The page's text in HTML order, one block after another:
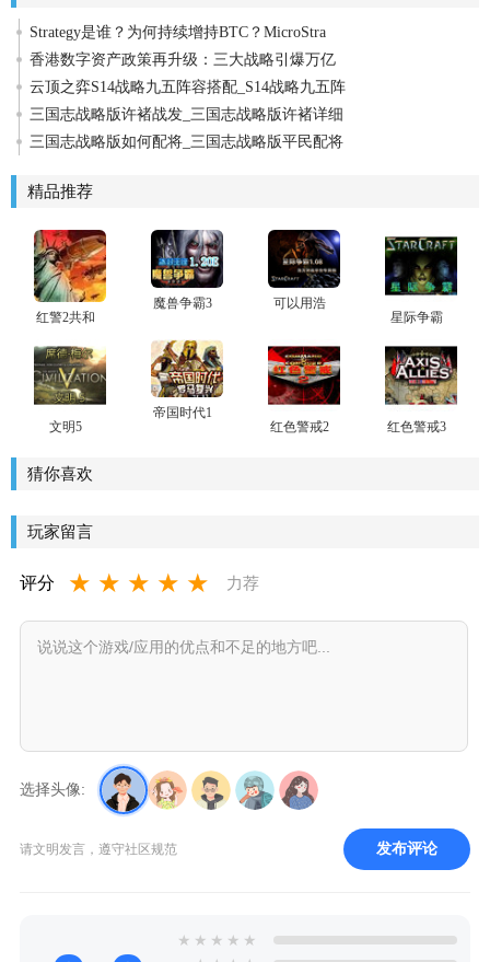
Strategy是谁？为何持续增持BTC？MicroStra
香港数字资产政策再升级：三大战略引爆万亿
云顶之弈S14战略九五阵容搭配_S14战略九五阵
三国志战略版许褚战发_三国志战略版许褚详细
三国志战略版如何配将_三国志战略版平民配将
精品推荐
红警2共和
文版
魔兽争霸3
1.20E下载
可以用浩
星际
星际争霸
费下载安
装
文明5
帝国时代1
红色警戒2
红色警戒3
猜你喜欢
玩家留言
评分 ★ ★ ★ ★ ★ 力荐
选择头像:
请文明发言，遵守社区规范 发布评论
★ ★ ★ ★ ★